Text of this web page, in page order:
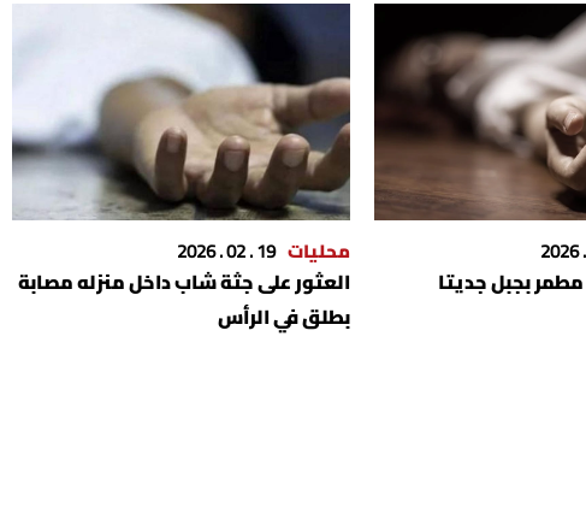
بجبل جديتا
محليات 19 . 02 . 2026
العثور على جثة شاب داخل منزله مصابة
بطلق في الرأس